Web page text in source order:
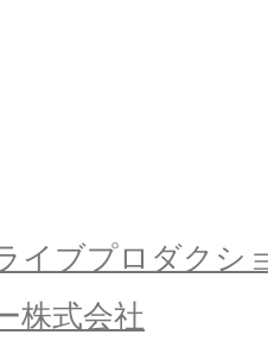
イブプロダクシ
株式会社